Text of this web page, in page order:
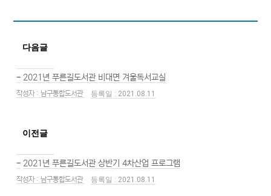
다음글
- 2021년 푸른길도서관 비대면 겨울독서교실
남구통합도서관 2021.08.11
이전글
- 2021년 푸른길도서관 상반기 4차산업 프로그램
남구통합도서관 2021.08.11